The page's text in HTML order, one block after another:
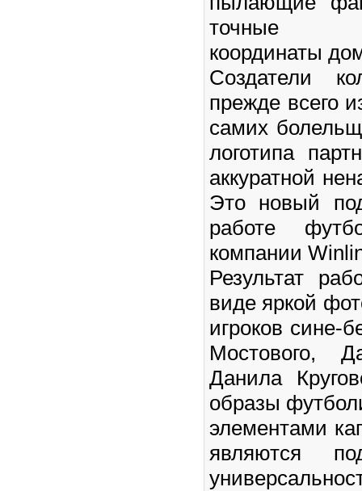
точные
координаты
Создатели
прежде всего
самих
логотипа
аккуратной
Это новый
работе
компании
Результат
виде яркой
игроков сине-
Мостового,
Данила
образы
элементами
являются